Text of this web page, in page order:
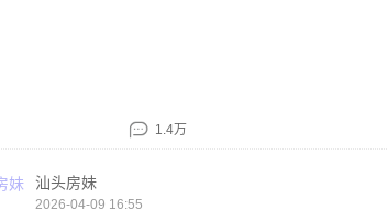
1.4万
汕头房妹
2026-04-09 16:55